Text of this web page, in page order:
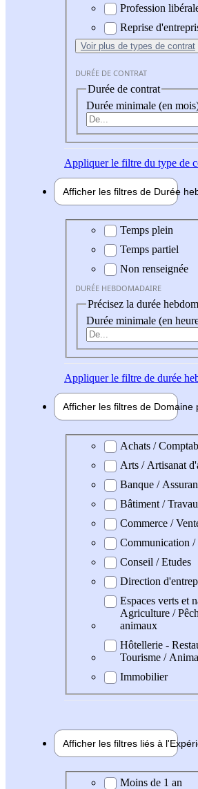
Profession
Reprise
Voir plus de types de contrat
DURÉE DE CONTRAT
Durée de contrat
Durée minimale (en
Appliquerle filtre du type de
Afficher les filtres de Durée
Durée hebdomadaire
Temps plein
Temps partiel
Non renseignée
DURÉE HEBDOMADAIRE
Précisez la durée
Durée minimale (en
Appliquerle filtre de durée
Afficher les filtres de Domaine
Domaine professionel
Achats /
Arts / Artisanat
Banque /
Bâtiment /
Commerce /
Communication
Conseil / Etudes
Direction
Espaces verts et
Agriculture /
animaux
Hôtellerie -
Tourisme /
Immobilier
Afficher les filtres liés à l'
Expérience demandée
Moins de 1 an